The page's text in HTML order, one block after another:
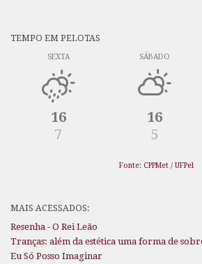
TEMPO EM PELOTAS
SEXTA
16
7
SÁBADO
16
5
Fonte: CPPMet / UFPel
MAIS ACESSADOS:
Resenha - O Rei Leão
Tranças: além da estética uma forma de
Eu Só Posso Imaginar